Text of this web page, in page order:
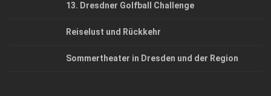
13. Dresdner Golfball Challenge
Reiselust und Rückkehr
Sommertheater in Dresden und der Region